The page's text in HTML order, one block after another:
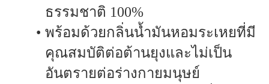
ธรรมชาติ 100%
พร้อมด้วยกลิ่นน้ำมันหอมระเหยที่มี
คุณสมบัติต่อต้านยุงและไม่เป็น
อันตรายต่อร่างกายมนุษย์